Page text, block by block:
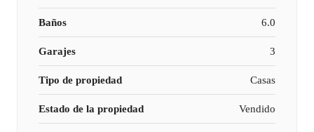
Baños 6.0
Garajes 3
Tipo de propiedad Casas
Estado de la propiedad Vendido